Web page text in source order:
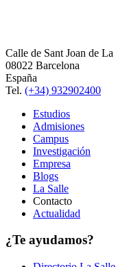
Calle de Sant Joan de La
08022 Barcelona
España
Tel. (+34) 932902400
Estudios
Admisiones
Campus
Investigación
Empresa
Blogs
La Salle
Contacto
Actualidad
¿Te ayudamos?